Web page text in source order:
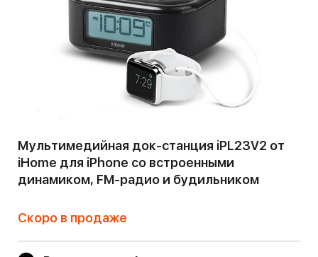
Мультимедийная док-станция iPL23V2 от
iHome для iPhone со встроенными
динамиком, FM-радио и будильником
Скоро в продаже